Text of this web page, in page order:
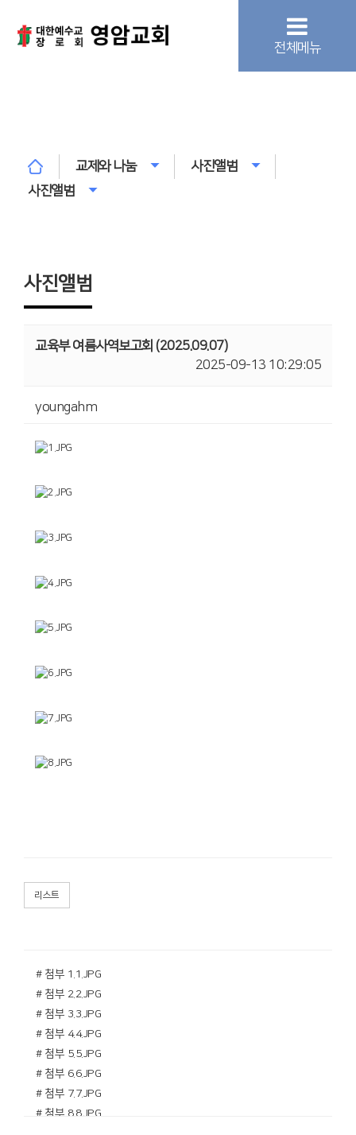
전체메뉴
교제와 나눔
사진앨범
사진앨범
사진앨범
교육부 여름사역보고회 (2025.09.07)
2025-09-13 10:29:05
youngahm
리스트
# 첨부 1.1.JPG
# 첨부 2.2.JPG
# 첨부 3.3.JPG
# 첨부 4.4.JPG
# 첨부 5.5.JPG
# 첨부 6.6.JPG
# 첨부 7.7.JPG
# 첨부 8.8.JPG